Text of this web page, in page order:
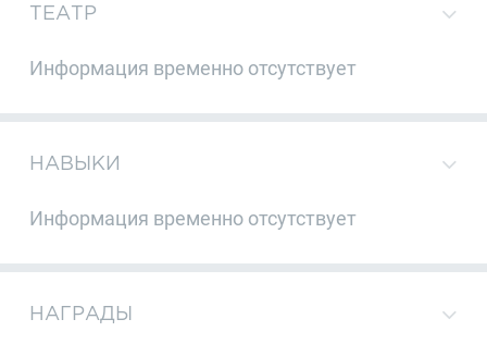
ТЕАТР
Информация временно отсутствует
НАВЫКИ
Информация временно отсутствует
НАГРАДЫ